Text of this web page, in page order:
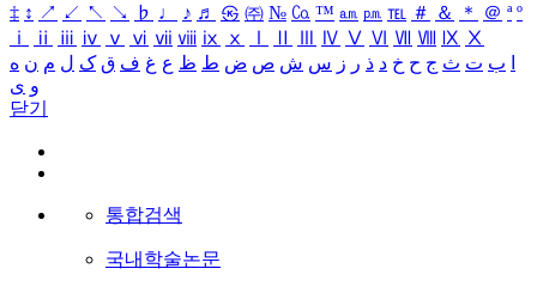
‡ ↕ ↗ ↙ ↖ ↘ ♭ ♩ ♪ ♬ ㉿ ㈜ № ㏇ ™ ㏂ ㏘ ℡ ＃ ＆ ＊ ＠ ª º
ⅰ
ⅱ ⅲ ⅳ ⅴ ⅵ ⅶ ⅷ ⅸ ⅹ Ⅳ Ⅴ Ⅵ Ⅶ Ⅷ Ⅸ Ⅹ
ب ت ث ج ح خ د ذ ر ز س ش ص ض ط ظ ع غ ف ق ک ل م ن ه
و ی
닫기
통합검색
국내학술논문